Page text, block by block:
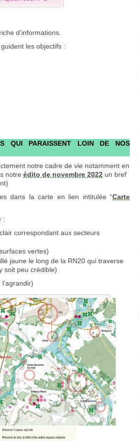
d’informations.
les objectifs :
QUI PARAISSENT LOIN DE NOS
notre cadre de vie notamment en
notre édito de novembre 2022 un bref
dans la carte en lien intitulée “Carte
:
correspondant aux secteurs
vertes)
jaune le long de la RN20 qui traverse
soit peu crédible)